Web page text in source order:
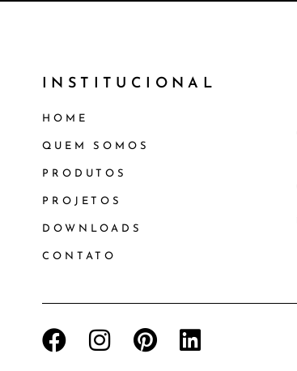
INSTITUCIONAL
HOME
QUEM SOMOS
PRODUTOS
PROJETOS
DOWNLOADS
CONTATO